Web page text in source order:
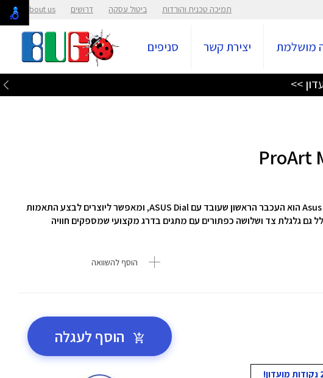
תמיכה טכנית והורדות ביטול עסקה דרושים About us
מושלמת יצירת קשר סניפים
עכבר אלחוטי דגם ProArt MD300 מבית Asus הוא העכבר הראשון שעובד עם ASUS Dial, ומאפשר ליוצרים לבצע התאמות
גם גלגלת צד ושלושה כפתורים עם מתגים בדרג מקצועי שמספקים חוויה
הוסף להשוואה
הוסף לעגלה